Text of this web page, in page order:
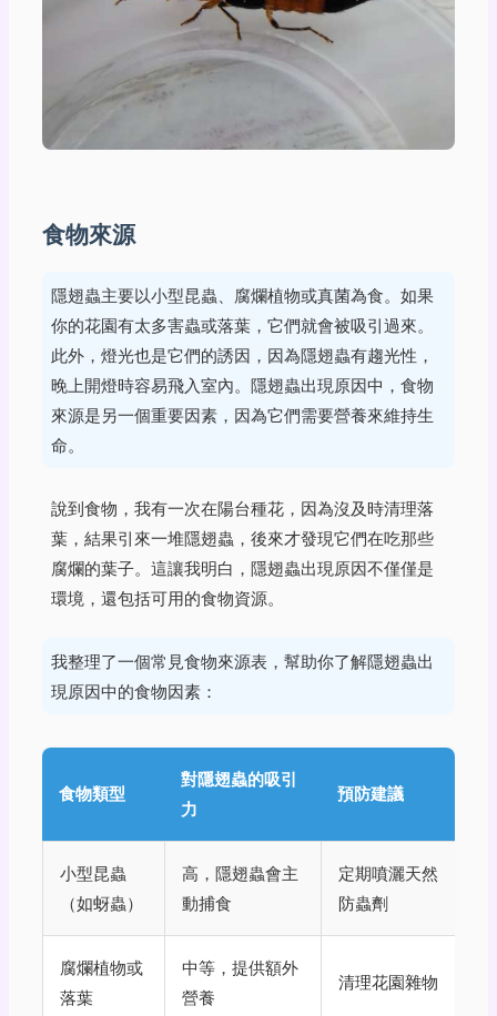
食物來源
隱翅蟲主要以小型昆蟲、腐爛植物或真菌為食。如果
你的花園有太多害蟲或落葉，它們就會被吸引過來。
此外，燈光也是它們的誘因，因為隱翅蟲有趨光性，
晚上開燈時容易飛入室內。隱翅蟲出現原因中，食物
來源是另一個重要因素，因為它們需要營養來維持生
命。
說到食物，我有一次在陽台種花，因為沒及時清理落
葉，結果引來一堆隱翅蟲，後來才發現它們在吃那些
腐爛的葉子。這讓我明白，隱翅蟲出現原因不僅僅是
環境，還包括可用的食物資源。
我整理了一個常見食物來源表，幫助你了解隱翅蟲出
現原因中的食物因素：
食物類型
對隱翅蟲的吸引
力
預防建議
小型昆蟲
（如蚜蟲）
高，隱翅蟲會主
動捕食
定期噴灑天然
防蟲劑
腐爛植物或
落葉
中等，提供額外
營養
清理花園雜物